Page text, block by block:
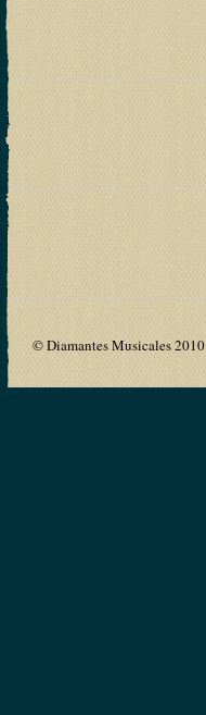
© Diamantes Musicales 2010